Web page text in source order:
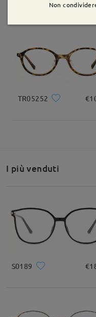
TR05252
I più venduti
S0189
Non